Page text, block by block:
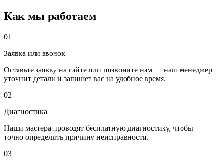
Как мы работаем
01
Заявка или звонок
Оставьте заявку на сайте или позвоните нам — наш менеджер
уточнит детали и запишет вас на удобное время.
02
Диагностика
Наши мастера проводят бесплатную диагностику, чтобы
точно определить причину неисправности.
03